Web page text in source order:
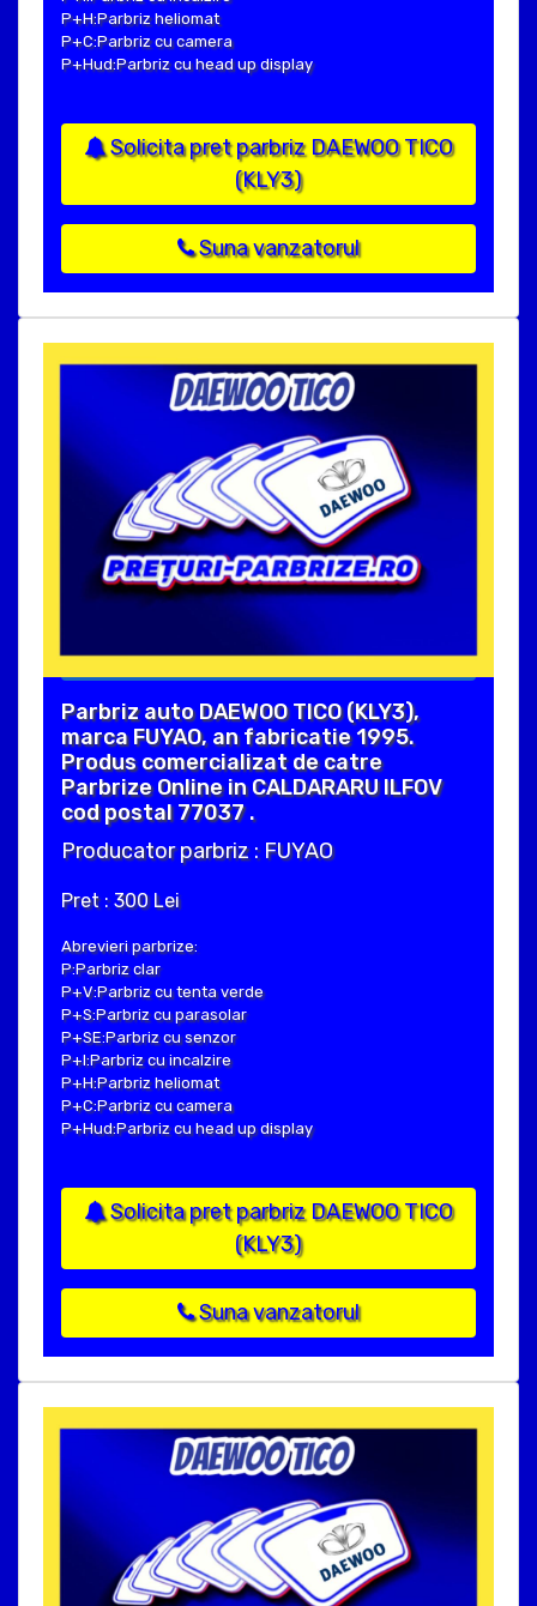
P+H:Parbriz heliomat
P+C:Parbriz cu camera
P+Hud:Parbriz cu head up display
Solicita pret parbriz DAEWOO TICO
(KLY3)
Suna vanzatorul
Parbriz auto DAEWOO TICO (KLY3),
marca FUYAO, an fabricatie 1995.
Produs comercializat de catre
Parbrize Online in CALDARARU ILFOV
cod postal 77037 .
Producator parbriz : FUYAO
Pret : 300 Lei
Abrevieri parbrize:
P:Parbriz clar
P+V:Parbriz cu tenta verde
P+S:Parbriz cu parasolar
P+SE:Parbriz cu senzor
P+I:Parbriz cu incalzire
P+H:Parbriz heliomat
P+C:Parbriz cu camera
P+Hud:Parbriz cu head up display
Solicita pret parbriz DAEWOO TICO
(KLY3)
Suna vanzatorul